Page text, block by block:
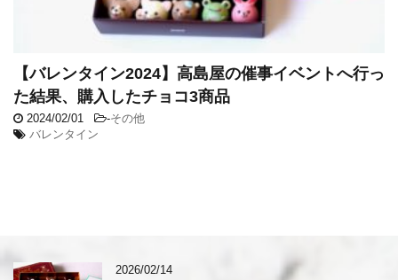
【バレンタイン2024】高島屋の催事イベントへ行っ
た結果、購入したチョコ3商品
2024/02/01 -その他
バレンタイン
2026/02/14